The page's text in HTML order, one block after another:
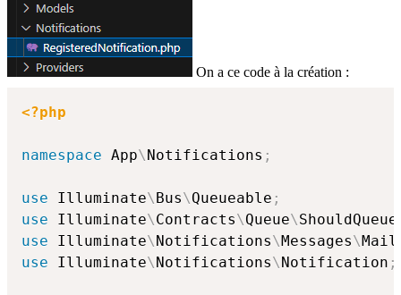
On a ce code à la création :
<?php
namespace App\Notifications ;
use Illuminate\Bus\Queueable ;
use
Illuminate\Contracts\Queue\ShouldQueue
use
Illuminate\Notifications\Messages\
use
Illuminate\Notifications\Notification ;